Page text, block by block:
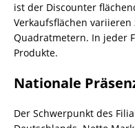
ist der Discounter
Verkaufsflächen
Quadratmetern. In jeder
Produkte.
Nationale
Der Schwerpunkt des